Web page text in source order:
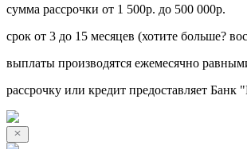
сумма рассрочки от 1 500р. до 500 000р.
срок от 3 до 15 месяцев (хотите больше?
выплаты производятся ежемесячно
рассрочку или кредит предоставляет Банк